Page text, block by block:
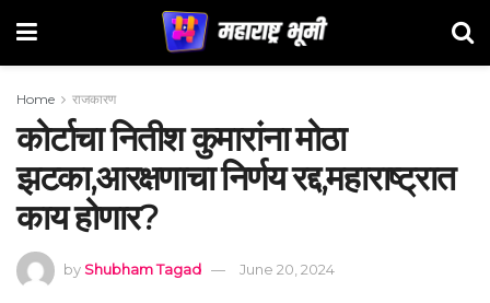
Home राजकारण
कोर्टाचा नितीश कुमारांना मोठा
झटका,आरक्षणाचा निर्णय रद्द,महाराष्ट्रात
काय होणार?
by Shubham Tagad June 20, 2024